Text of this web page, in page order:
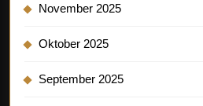
November 2025
Oktober 2025
September 2025